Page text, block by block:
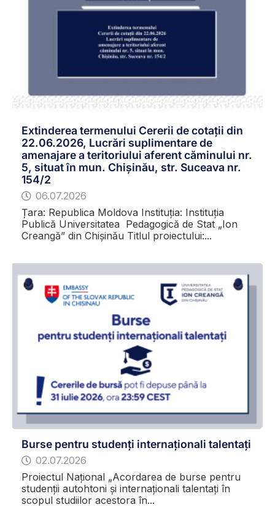
Extinderea termenului Cererii de cotații din
22.06.2026, Lucrări suplimentare de
amenajare a teritoriului aferent căminului nr.
5, situat în mun. Chișinău, str. Suceava nr.
154/2
06.07.2026
Țara: Republica Moldova Instituția: Instituția
Publică Universitatea Pedagogică de Stat „Ion
Creangă” din Chișinău Titlul proiectului:...
Burse pentru studenți internaționali talentați
02.07.2026
Proiectul Național „Acordarea de burse pentru
studenții autohtoni și internaționali talentați în
scopul studiilor acestora în...